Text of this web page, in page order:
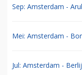
Sep: Amsterdam -
Mei: Amsterdam -
Jul: Amsterdam -